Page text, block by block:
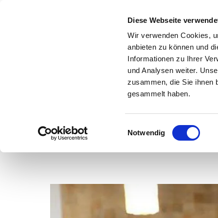
Diese Webseite
Wir verwenden Cookies,
anbieten zu können und
Informationen zu Ihrer
und Analysen weiter.
zusammen, die Sie ihnen
gesammelt haben.
i
Notwendig
Kirchenkreis Kirchengemeinden